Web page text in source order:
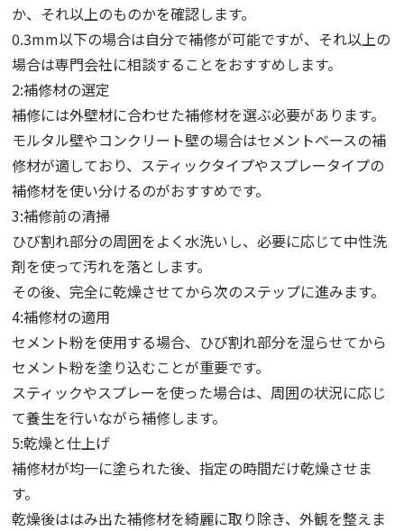
か、それ以上のものかを確認します。
0.3mm以下の場合は自分で補修が可能ですが、それ以上の
場合は専門会社に相談することをおすすめします。
2:補修材の選定
補修には外壁材に合わせた補修材を選ぶ必要があります。
モルタル壁やコンクリート壁の場合はセメントベースの補
修材が適しており、スティックタイプやスプレータイプの
補修材を使い分けるのがおすすめです。
3:補修前の清掃
ひび割れ部分の周囲をよく水洗いし、必要に応じて中性洗
剤を使って汚れを落とします。
その後、完全に乾燥させてから次のステップに進みます。
4:補修材の適用
セメント粉を使用する場合、ひび割れ部分を湿らせてから
セメント粉を塗り込むことが重要です。
スティックやスプレーを使った場合は、周囲の状況に応じ
て養生を行いながら補修します。
5:乾燥と仕上げ
補修材が均一に塗られた後、指定の時間だけ乾燥させま
す。
乾燥後ははみ出た補修材を綺麗に取り除き、外観を整えま